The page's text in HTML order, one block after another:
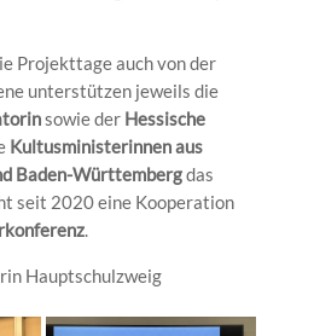
Projekttage auch von der
unterstützen jeweils die
sowie der Hessische
Kultusministerinnen aus
Baden-Württembergdas
seit 2020 eine Kooperation
.
Hauptschulzweig